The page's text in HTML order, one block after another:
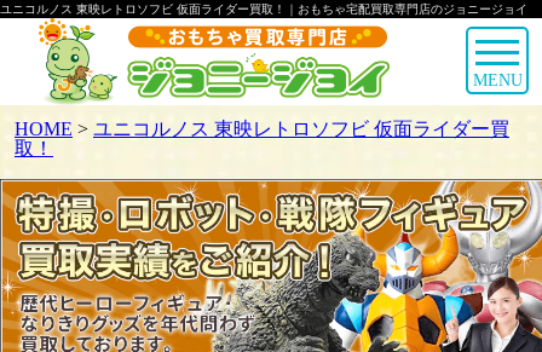
ユニコルノス 東映レトロソフビ 仮面ライダー買取！｜おもちゃ宅配買取専門店のジョニージョイ
MENU
HOME > ユニコルノス 東映レトロソフビ 仮面ライダー買
取！